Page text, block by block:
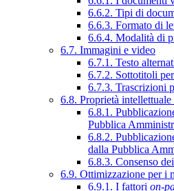
6.6.2. Tipi di
6.6.3. Formato di
6.6.4. Modalità di
6.7. Immagini e video
6.7.1. Testo
6.7.2. Sottotitoli
6.7.3. Trascrizioni
6.8. Proprietà
6.8.1.
Pubblica
6.8.2.
dalla Pubblica
6.8.3. Consenso
6.9. Ottimizzazione per i
6.9.1. I fattori on-